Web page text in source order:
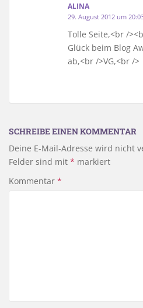
ALINA
29. August 2012 um
Tolle Seite,<br /
Glück beim Blog
ab,<br />VG,<br />
SCHREIBE EINEN KOMMENTAR
Deine E-Mail-Adresse wird nicht
Felder sind mit * markiert
Kommentar *